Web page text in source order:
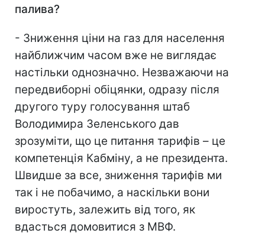
палива?
- Зниження ціни на газ для населення
найближчим часом вже не виглядає
настільки однозначно. Незважаючи на
передвиборні обіцянки, одразу після
другого туру голосування штаб
Володимира Зеленського дав
зрозуміти, що це питання тарифів – це
компетенція Кабміну, а не президента.
Швидше за все, зниження тарифів ми
так і не побачимо, а наскільки вони
виростуть, залежить від того, як
вдасться домовитися з МВФ.